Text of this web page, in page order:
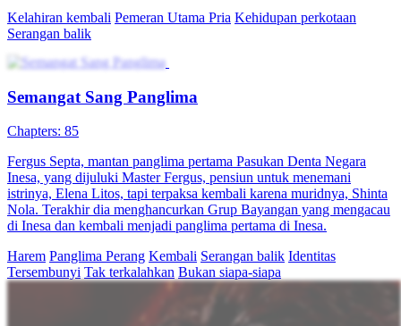
Kelahiran kembali Pemeran Utama Pria Kehidupan perkotaan
Serangan balik
Semangat Sang Panglima
Chapters: 85
Fergus Septa, mantan panglima pertama Pasukan Denta Negara
Inesa, yang dijuluki Master Fergus, pensiun untuk menemani
istrinya, Elena Litos, tapi terpaksa kembali karena muridnya, Shinta
Nola. Terakhir dia menghancurkan Grup Bayangan yang mengacau
di Inesa dan kembali menjadi panglima pertama di Inesa.
Harem Panglima Perang Kembali Serangan balik Identitas
Tersembunyi Tak terkalahkan Bukan siapa-siapa